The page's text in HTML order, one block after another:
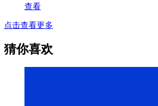
查看
点击查看更多
猜你喜欢